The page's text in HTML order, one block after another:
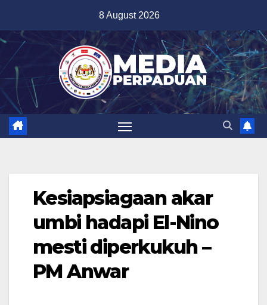
content
8 August 2026
Kesiapsiagaan akar
umbi hadapi El-Nino
mesti diperkukuh –
PM Anwar